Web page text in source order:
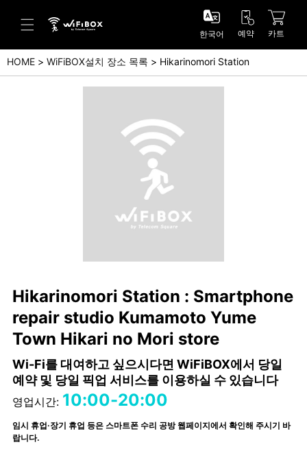
도움말/문의
고객 센터 (English)
한국어 예약 카트
HOME WiFiBOX설치 장소 목록 Hikarinomori Station
Hikarinomori Station : Smartphone
repair studio Kumamoto Yume
Town Hikari no Mori store
Wi-Fi를 대여하고 싶으시다면 WiFiBOX에서 당일
예약 및 당일 픽업 서비스를 이용하실 수 있습니다
영업시간: 10:00-20:00
임시 휴업·장기 휴업 등은 스마트폰 수리 공방 웹페이지에서 확인해 주시기 바
랍니다.